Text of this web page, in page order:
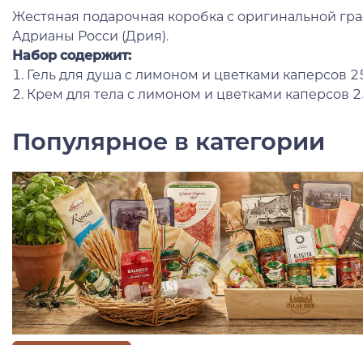
Жестяная подарочная коробка с оригинальной
Адрианы Росси (Дрия).
Набор содержит:
1. Гель для душа с лимоном и цветками каперсов
2. Крем для тела с лимоном и цветками каперсов
Популярное в категории